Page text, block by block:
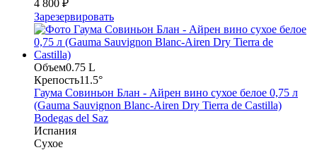
4 800 ₽
Зарезервировать
Объем0.75 L
Крепость11.5°
Гаума Совиньон Блан - Айрен вино сухое белое 0,75 л
(Gauma Sauvignon Blanc-Airen Dry Tierra de Castilla)
Bodegas del Saz
Испания
Сухое